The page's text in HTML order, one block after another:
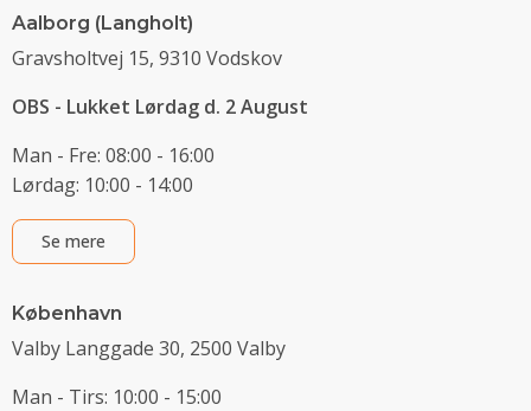
Aalborg (Langholt)
Gravsholtvej 15, 9310 Vodskov
OBS - Lukket Lørdag d. 2 August
Man - Fre: 08:00 - 16:00
Lørdag: 10:00 - 14:00
Se mere
København
Valby Langgade 30, 2500 Valby
Man - Tirs: 10:00 - 15:00